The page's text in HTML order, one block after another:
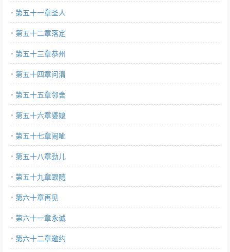
第五十一章圣人
第五十二章落定
第五十三章恭州
第五十四章问清
第五十五章邻舍
第五十六章婆媳
第五十七章闹呲
第五十八章劲儿
第五十九章跟随
第六十章再见
第六十一章永诚
第六十二章邀约